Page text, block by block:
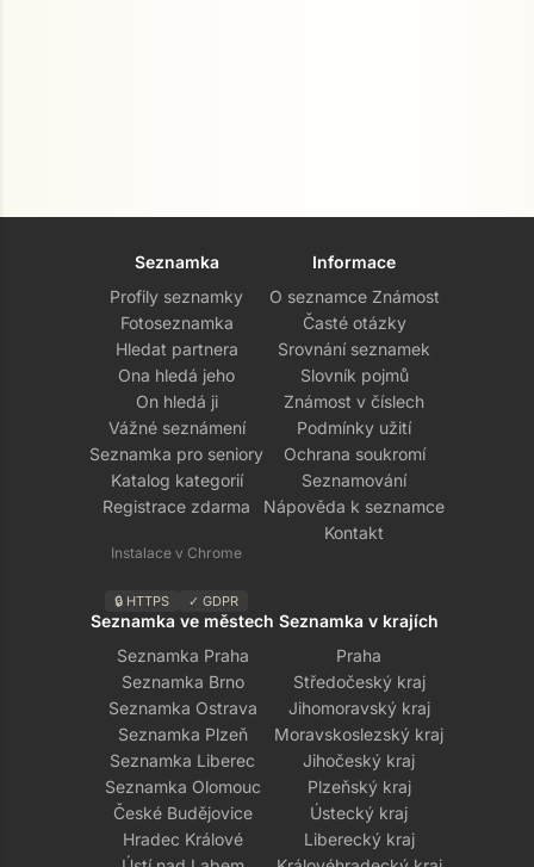
Seznamka
Profily seznamky
Fotoseznamka
Hledat partnera
Ona hledá jeho
On hledá ji
Vážné seznámení
Seznamka pro seniory
Katalog kategorií
Registrace zdarma
Instalace v Chrome
🔒 HTTPS ✓ GDPR
Informace
O seznamce Známost
Časté otázky
Srovnání seznamek
Slovník pojmů
Známost v číslech
Podmínky užití
Ochrana soukromí
Seznamování
Nápověda k seznamce
Kontakt
Seznamka ve městech
Seznamka Praha
Seznamka Brno
Seznamka Ostrava
Seznamka Plzeň
Seznamka Liberec
Seznamka Olomouc
České Budějovice
Hradec Králové
Seznamka v krajích
Praha
Středočeský kraj
Jihomoravský kraj
Moravskoslezský kraj
Jihočeský kraj
Plzeňský kraj
Ústecký kraj
Liberecký kraj